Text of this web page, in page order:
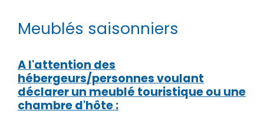
Meublés saisonniers
A l'attention des
hébergeurs/personnes voulant
déclarer un meublé touristique ou une
chambre d'hôte :